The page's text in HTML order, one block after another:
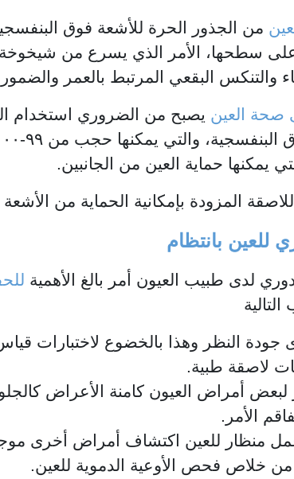
من الجذور الحرة للأشعة فوق
سطحها، الأمر الذي يسرع من شيخوخة
والتنكس البقعي المرتبط بالعمر
صحة العين يصبح من الضروري استخدام
والتي يمكنها حجب من ٩٩-١٠٠٪
يمكنها حماية العين من الجانبين.
المزودة بإمكانية الحماية من
للعين بانتظام
لدى طبيب العيون أمر بالغ الأهمية
جودة النظر وهذا بالخضوع لاختبارات
لاصقة طبية.
لبعض أمراض العيون كامنة الأعراض
الأمر.
منظار للعين اكتشاف أمراض أخرى
خلاص فحص الأوعية الدموية للعين.